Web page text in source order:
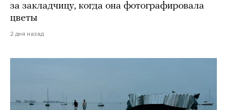
за закладчицу, когда она фотографировала
цветы
2 дня назад